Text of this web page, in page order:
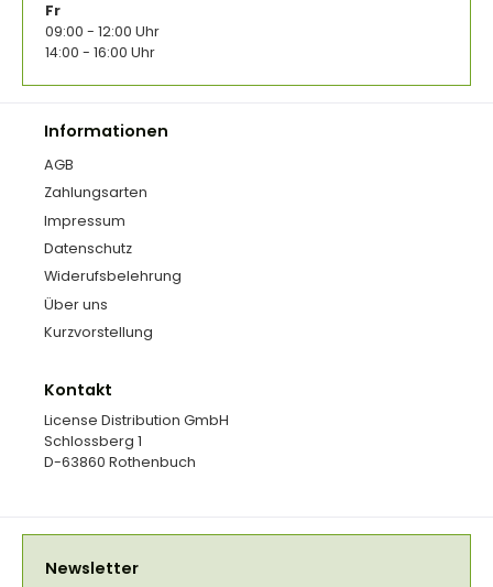
Fr
09:00 - 12:00 Uhr
14:00 - 16:00 Uhr
Informationen
AGB
Zahlungsarten
Impressum
Datenschutz
Widerufsbelehrung
Über uns
Kurzvorstellung
Kontakt
License Distribution GmbH
Schlossberg 1
D-63860 Rothenbuch
Newsletter